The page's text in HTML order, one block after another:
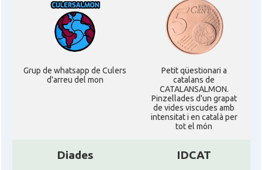
Grup de whatsapp de Culers
d'arreu del mon
Petit qüestionari a
catalans de
CATALANSALMON.
Pinzellades d'un grapat
de vides viscudes amb
intensitat i en català per
tot el món
Diades IDCAT